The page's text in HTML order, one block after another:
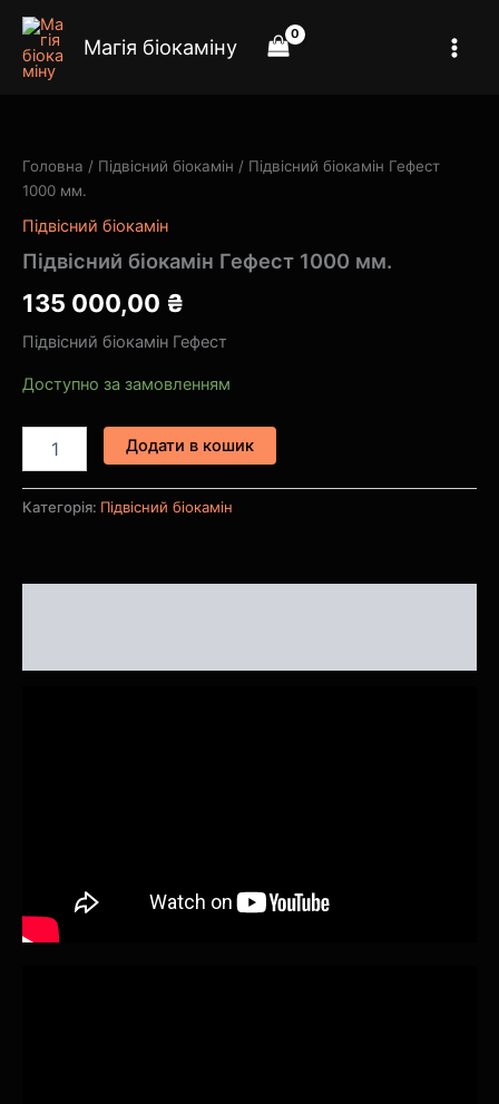
Перейти
вмісту
Магія біокаміну
Головна / Підвісний біокамін / Підвісний біокамін Гефест
1000 мм.
Підвісний біокамін
Підвісний біокамін Гефест 1000 мм.
135 000,00 ₴
Підвісний біокамін Гефест
Доступно за замовленням
1000
мм.
кількість
Додати в кошик
Категорія: Підвісний біокамін